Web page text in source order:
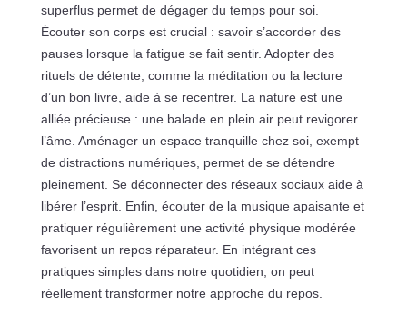
superflus permet de dégager du temps pour soi.
Écouter son corps est crucial : savoir s’accorder des
pauses lorsque la fatigue se fait sentir. Adopter des
rituels de détente, comme la méditation ou la lecture
d’un bon livre, aide à se recentrer. La nature est une
alliée précieuse : une balade en plein air peut revigorer
l’âme. Aménager un espace tranquille chez soi, exempt
de distractions numériques, permet de se détendre
pleinement. Se déconnecter des réseaux sociaux aide à
libérer l’esprit. Enfin, écouter de la musique apaisante et
pratiquer régulièrement une activité physique modérée
favorisent un repos réparateur. En intégrant ces
pratiques simples dans notre quotidien, on peut
réellement transformer notre approche du repos.